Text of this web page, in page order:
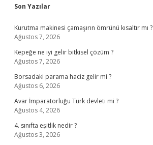
Sidebar
Son Yazılar
Kurutma makinesi çamaşırın ömrünü kısaltır mı ?
Ağustos 7, 2026
Kepeğe ne iyi gelir bitkisel çözüm ?
Ağustos 7, 2026
Borsadaki parama haciz gelir mi ?
Ağustos 6, 2026
Avar İmparatorluğu Türk devleti mi ?
Ağustos 4, 2026
4. sınıfta eşitlik nedir ?
Ağustos 3, 2026